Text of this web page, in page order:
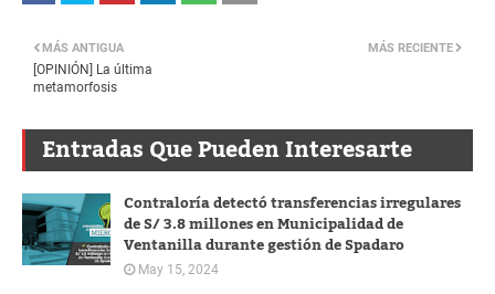
MÁS RECIENTE
MÁS ANTIGUA
[OPINIÓN] La última
metamorfosis
Entradas Que Pueden Interesarte
Contraloría detectó transferencias irregulares
de S/ 3.8 millones en Municipalidad de
Ventanilla durante gestión de Spadaro
May 15, 2024